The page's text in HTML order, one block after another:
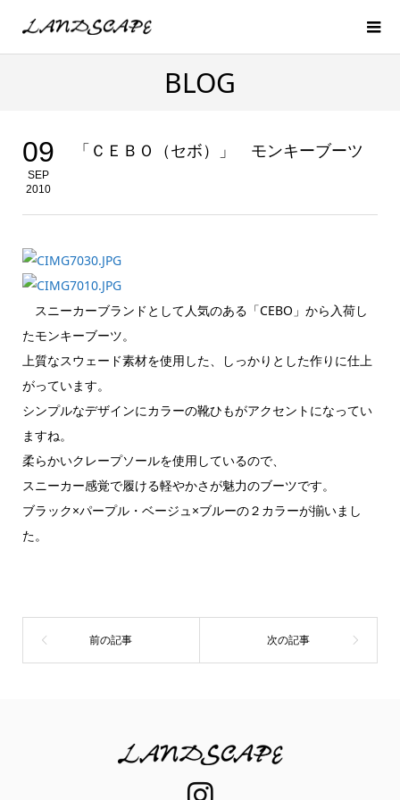
BLOG
09
SEP
2010
「ＣＥＢＯ（セボ）」 モンキーブーツ
スニーカーブランドとして人気のある「CEBO」から入荷し
たモンキーブーツ。
上質なスウェード素材を使用した、しっかりとした作りに仕上
がっています。
シンプルなデザインにカラーの靴ひもがアクセントになってい
ますね。
柔らかいクレープソールを使用しているので、
スニーカー感覚で履ける軽やかさが魅力のブーツです。
ブラック×パープル・ベージュ×ブルーの２カラーが揃いまし
た。